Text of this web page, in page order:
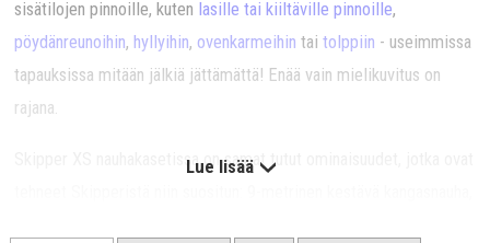
sisätilojen pinnoille, kuten lasille tai kiiltäville pinnoille,
pöydänreunoihin, hyllyihin, ovenkarmeihin taitolppiin - useimmissa
tapauksissa mitään jälkiä jättämättä! Enää vain mielikuvitus on
rajana.
Skipper XS nauhakasetissa on samat tutut ominaisuudet, jotka ovat
Lue lisää